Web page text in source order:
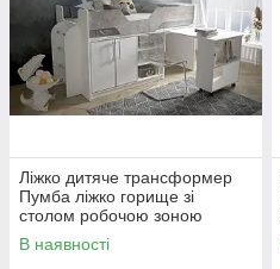
Ліжко дитяче трансформер
Пумба ліжко горище зі
столом робочою зоною
дитячі ліжка трансформери з
шафою
В наявності